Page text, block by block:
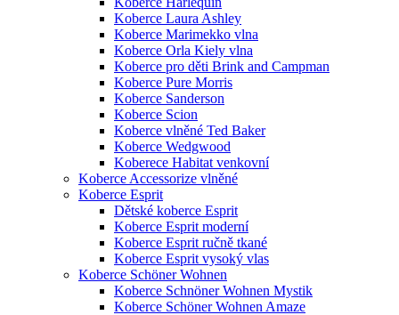
Koberce Laura Ashley
Koberce Marimekko vlna
Koberce Orla Kiely vlna
Koberce pro děti Brink and Campman
Koberce Pure Morris
Koberce Sanderson
Koberce Scion
Koberce vlněné Ted Baker
Koberce Wedgwood
Koberece Habitat venkovní
Koberce Accessorize vlněné
Koberce Esprit
Dětské koberce Esprit
Koberce Esprit moderní
Koberce Esprit ručně tkané
Koberce Esprit vysoký vlas
Koberce Schöner Wohnen
Koberce Schnöner Wohnen Mystik
Koberce Schöner Wohnen Amaze